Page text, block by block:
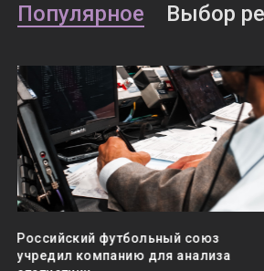
Популярное Выбор
Российский футбольный союз
учредил компанию для анализа